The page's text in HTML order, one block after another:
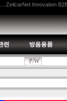
Innovation
련 방음용품
P/W